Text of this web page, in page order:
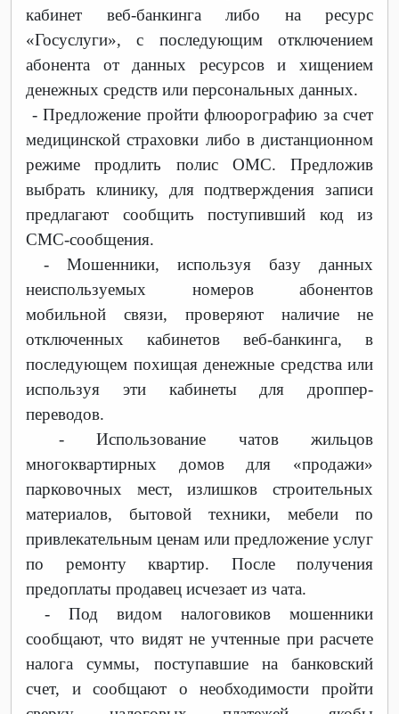
кабинет веб-банкинга либо на ресурс
«Госуслуги», с последующим отключением
абонента от данных ресурсов и хищением
денежных средств или персональных данных.
- Предложение пройти флюорографию за счет
медицинской страховки либо в дистанционном
режиме продлить полис ОМС. Предложив
выбрать клинику, для подтверждения записи
предлагают сообщить поступивший код из
СМС-сообщения.
- Мошенники, используя базу данных
неиспользуемых номеров абонентов
мобильной связи, проверяют наличие не
отключенных кабинетов веб-банкинга, в
последующем похищая денежные средства или
используя эти кабинеты для дроппер-
переводов.
- Использование чатов жильцов
многоквартирных домов для «продажи»
парковочных мест, излишков строительных
материалов, бытовой техники, мебели по
привлекательным ценам или предложение услуг
по ремонту квартир. После получения
предоплаты продавец исчезает из чата.
- Под видом налоговиков мошенники
сообщают, что видят не учтенные при расчете
налога суммы, поступавшие на банковский
счет, и сообщают о необходимости пройти